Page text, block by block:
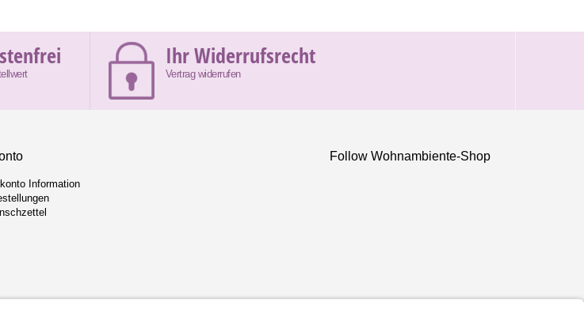
Ihr Widerrufsrecht
Vertrag widerrufen
Information
Follow Wohnambiente-Shop